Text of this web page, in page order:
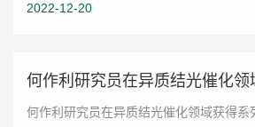
2022-12-20
何作利研究员在异质结光催化领
何作利研究员在异质结光催化领域获得系